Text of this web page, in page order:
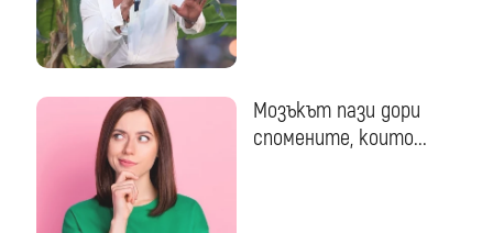
Мозъкът пази дори
спомените, които...